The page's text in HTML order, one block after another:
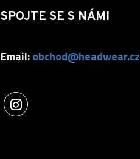
SPOJTE SE S NÁMI
Email:obchod@headwear.cz